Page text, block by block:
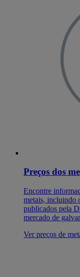
Preços dos
Encontre
metais, incluindo
publicados pela
mercado de
Ver preços de